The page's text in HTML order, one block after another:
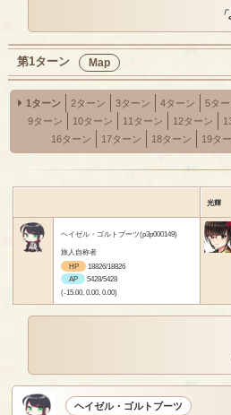
第1ターン Map
1ターン 2ターン 3ターン 4ターン 5ター
9ターン
10ターン 11ターン 12ターン
16ターン
17ターン 18ターン 19タ
光輝
ヘイゼル・ゴルトブーツ(p3p000149)
旅人自称者
HP
18826/18826
AP
5428/5428
(-15.00, 0.00, 0.00)
ヘイゼル・ゴルトブーツ